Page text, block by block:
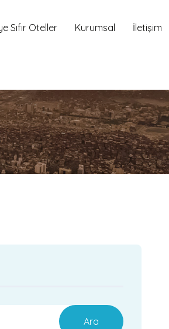
Sıfır Oteller Kurumsal İletişim
Ara